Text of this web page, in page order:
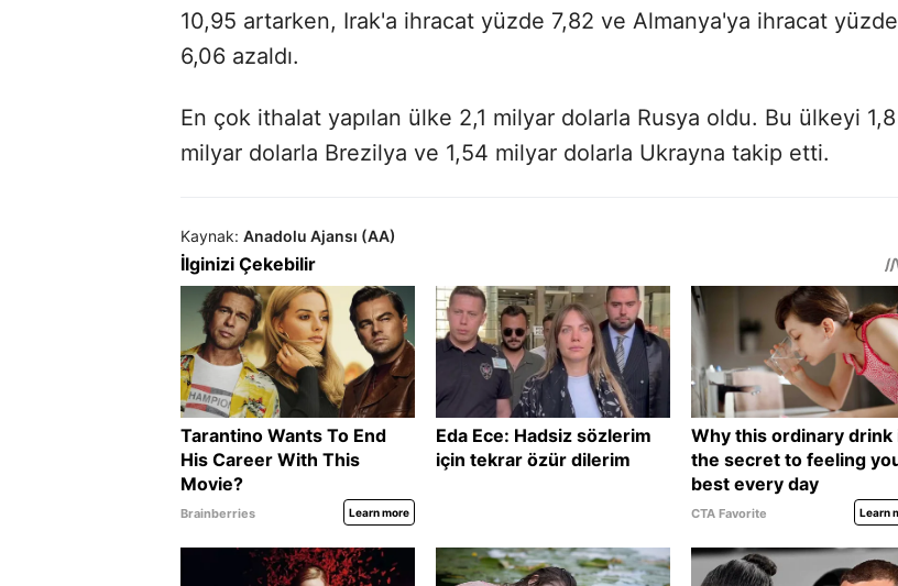
10,95 artarken, Irak'a ihracat yüzde 7,82 ve Almanya'ya ihracat yüzde
6,06 azaldı.
En çok ithalat yapılan ülke 2,1 milyar dolarla Rusya oldu. Bu ülkeyi 1,8
milyar dolarla Brezilya ve 1,54 milyar dolarla Ukrayna takip etti.
Kaynak: Anadolu Ajansı (AA)